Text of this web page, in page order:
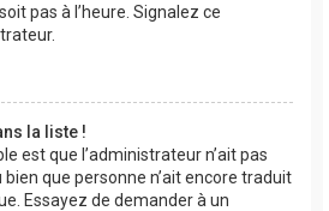
pas à l’heure. Signalez ce
la liste !
est que l’administrateur n’ait pas
que personne n’ait encore traduit
Essayez de demander à un